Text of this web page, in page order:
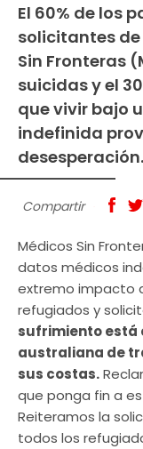
El 60% de los
solicitantes
Sin Fronteras
suicidas y el
que vivir bajo
indefinida
desesperación.
Compartir
Médicos Sin
datos médicos
extremo impacto
refugiados y
sufrimiento está
australiana de
sus costas.
que ponga fin a
Reiteramos la
todos los